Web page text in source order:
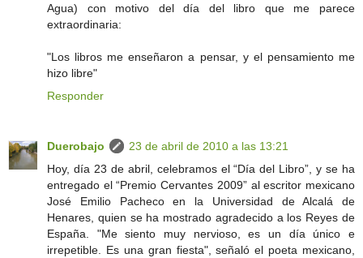
Agua) con motivo del día del libro que me parece
extraordinaria:
"Los libros me enseñaron a pensar, y el pensamiento me
hizo libre"
Responder
Duerobajo
23 de abril de 2010 a las 13:21
Hoy, día 23 de abril, celebramos el “Día del Libro”, y se ha
entregado el “Premio Cervantes 2009” al escritor mexicano
José Emilio Pacheco en la Universidad de Alcalá de
Henares, quien se ha mostrado agradecido a los Reyes de
España. "Me siento muy nervioso, es un día único e
irrepetible. Es una gran fiesta", señaló el poeta mexicano,